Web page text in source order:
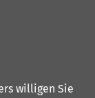
willigen Sie